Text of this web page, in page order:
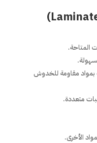
المتاحة.
بمواد مقاومة للخدوش
متعددة.
الأخرى.